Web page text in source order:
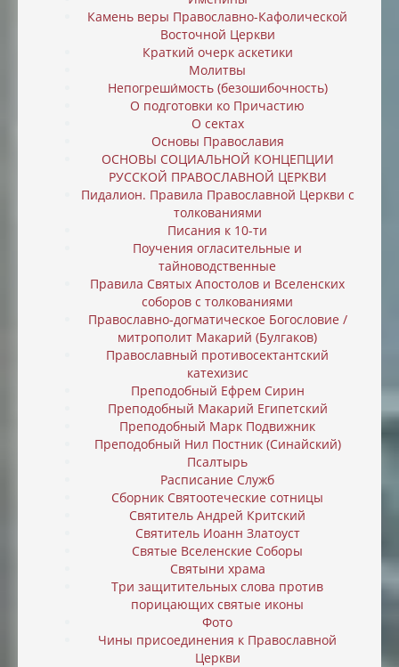
Камень веры Православно-Кафолической
Восточной Церкви
Краткий очерк аскетики
Молитвы
Непогреши́мость (безошибочность)
О подготовки ко Причастию
О сектах
Основы Православия
ОСНОВЫ СОЦИАЛЬНОЙ КОНЦЕПЦИИ
РУССКОЙ ПРАВОСЛАВНОЙ ЦЕРКВИ
Пидалион. Правила Православной Церкви с
толкованиями
Писания к 10-ти
Поучения огласительные и
тайноводственные
Правила Святых Апостолов и Вселенских
соборов с толкованиями
Православно-догматическое Богословие /
митрополит Макарий (Булгаков)
Православный противосектантский
катехизис
Преподобный Ефрем Сирин
Преподобный Макарий Египетский
Преподобный Марк Подвижник
Преподобный Нил Постник (Синайский)
Псалтырь
Расписание Служб
Сборник Святоотеческие сотницы
Святитель Андрей Критский
Святитель Иоанн Златоуст
Святые Вселенские Соборы
Святыни храма
Три защитительных слова против
порицающих святые иконы
Фото
Чины присоединения к Православной
Церкви